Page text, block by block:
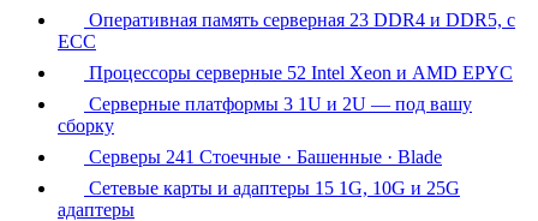
Оперативная память серверная 23 DDR4 и DDR5, с
ECC
Процессоры серверные 52 Intel Xeon и AMD EPYC
Серверные платформы 3 1U и 2U — под вашу
сборку
Серверы 241 Стоечные · Башенные · Blade
Сетевые карты и адаптеры 15 1G, 10G и 25G
адаптеры